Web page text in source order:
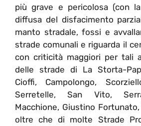
più grave e pericolosa (con
diffusa del disfacimento
manto stradale, fossi e
strade comunali e riguarda il
con criticità maggiori per tali
delle strade di La Storta-
Cioffi, Campolongo,
Serretelle, San Vito,
Macchione, Giustino
oltre che di molte Strade